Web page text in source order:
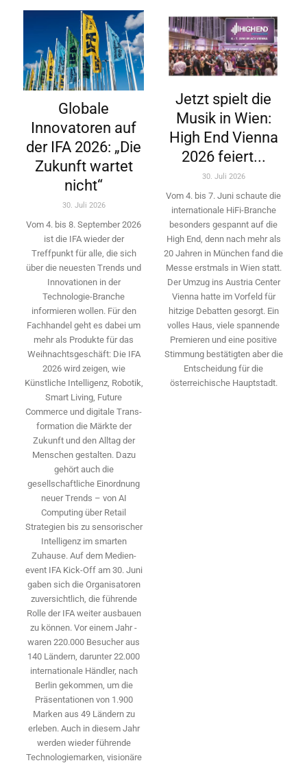
Globale
Innovatoren auf
der IFA 2026: „Die
Zukunft wartet
nicht“
30. Juli 2026
Vom 4. bis 8. September 2026
ist die IFA wieder der
Treffpunkt für alle, die sich
über die neuesten Trends und
Innovationen in der
Technologie-­Branche
informieren wollen. Für den
Fachhandel geht es dabei um
mehr als Produkte für das
Weihnachtsgeschäft: Die IFA
2026 wird ­zeigen, wie
Künstliche Intelligenz, Robotik,
Smart Living, Future
Commerce und digitale Trans­
formation die Märkte der
Zukunft und den Alltag der
Menschen gestalten. Dazu
gehört auch die
gesellschaftliche Einordnung
neuer Trends – von AI
Computing über Retail
Strategien bis zu sensorischer
Intelligenz im smarten
Zuhause. Auf dem Medien­
event IFA Kick-Off am 30. Juni
gaben sich die Organisatoren
zuversichtlich, die führende
Rolle der IFA weiter ausbauen
zu können. Vor einem Jahr ­
waren 220.000 Besucher aus
140 ­Ländern, ­darunter 22.000
internationale Händler, nach
Berlin gekommen, um die
Präsen­tationen von 1.900
Marken aus 49 Ländern zu
erleben. Auch in diesem Jahr
werden wieder führende
Technologiemarken, visionäre
Jetzt spielt die
Musik in Wien:
High End Vienna
2026 feiert...
30. Juli 2026
Vom 4. bis 7. Juni schaute die
internationale HiFi-Branche
besonders gespannt auf die
High End, denn nach mehr als
20 Jahren in München fand die
Messe erstmals in Wien statt.
Der Umzug ins Austria Center
Vienna hatte im Vorfeld für
hitzige Debatten gesorgt. Ein
volles Haus, viele spannende
Premieren und eine positive
Stimmung bestätigten aber die
Entscheidung für die
österreichische Hauptstadt.